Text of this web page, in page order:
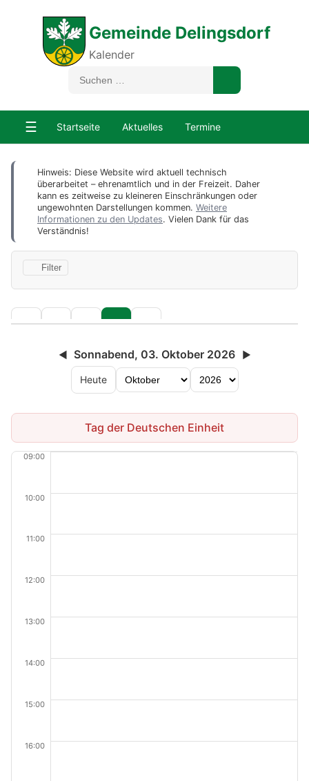
Gemeinde Delingsdorf
Kalender
☰ Startseite Aktuelles Termine
Hinweis: Diese Website wird aktuell technisch
überarbeitet – ehrenamtlich und in der Freizeit. Daher
kann es zeitweise zu kleineren Einschränkungen oder
ungewohnten Darstellungen kommen. Weitere
Informationen zu den Updates. Vielen Dank für das
Verständnis!
Filter
◀ Sonnabend, 03. Oktober 2026 ▶
Heute
Tag der Deutschen Einheit
09:00
10:00
11:00
12:00
13:00
14:00
15:00
16:00